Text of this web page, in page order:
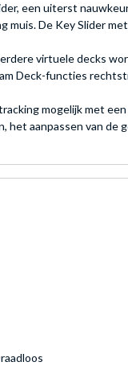
een uiterst
muis. De Key Slider
virtuele decks
Deck-functies
mogelijk met
het aanpassen van